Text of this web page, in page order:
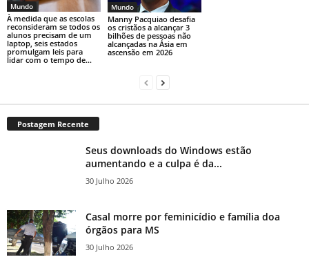
Mundo
À medida que as escolas
reconsideram se todos os
alunos precisam de um
laptop, seis estados
promulgam leis para
lidar com o tempo de...
Mundo
Manny Pacquiao desafia
os cristãos a alcançar 3
bilhões de pessoas não
alcançadas na Ásia em
ascensão em 2026
Postagem Recente
Seus downloads do Windows estão
aumentando e a culpa é da...
30 Julho 2026
Casal morre por feminicídio e família doa
órgãos para MS
30 Julho 2026